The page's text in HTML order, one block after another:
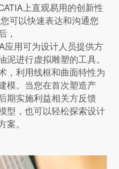
上直观易用的创新性
可以快速表达和沟通您
，
应用可为设计人员提供方
进行虚拟雕塑的工具。
，利用线框和曲面特性为
模。当您在首次塑造产
期实施利益相关方反馈
型，也可以轻松探索设计
。